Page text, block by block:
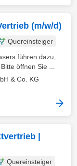
(m/w/d)
Quereinsteiger
führen dazu,
öffnen Sie ...
& Co. KG
|
Quereinsteiger